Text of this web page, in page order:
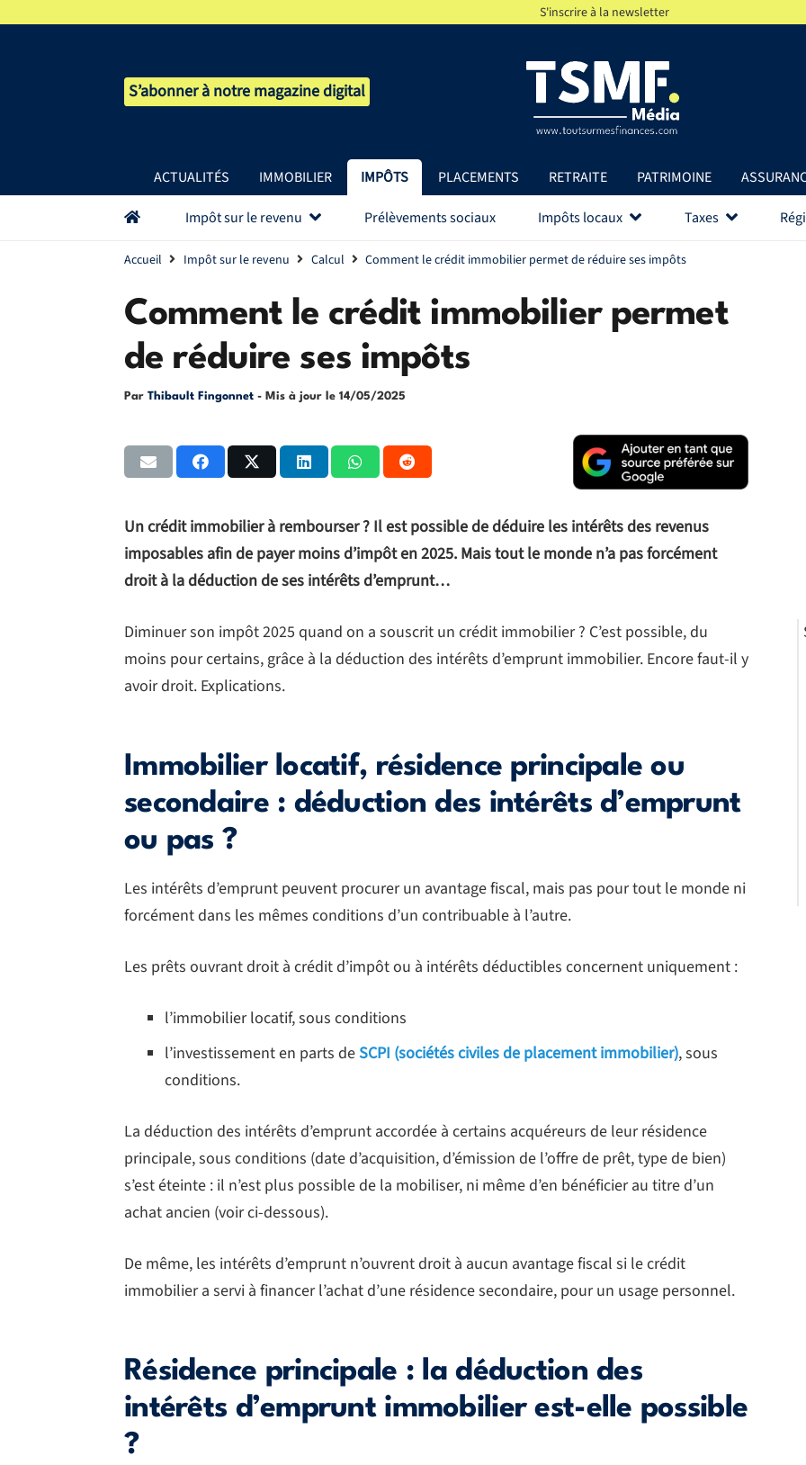
S'inscrire à la newsletter
S’abonner à notre magazine digital
ACTUALITÉS IMMOBILIER IMPÔTS PLACEMENTS RETRAITE PATRIMOINE
Impôt sur le revenu Prélèvements sociaux Impôts locaux Taxes
Accueil Impôt sur le revenu Calcul Comment le crédit immobilier permet de réduire ses impôts
Comment le crédit immobilier permet
de réduire ses impôts
Par Thibault Fingonnet - Mis à jour le 14/05/2025
Un crédit immobilier à rembourser ? Il est possible de déduire les intérêts des revenus
imposables afin de payer moins d’impôt en 2025. Mais tout le monde n’a pas forcément
droit à la déduction de ses intérêts d’emprunt…
Diminuer son impôt 2025 quand on a souscrit un crédit immobilier ? C’est possible, du
moins pour certains, grâce à la déduction des intérêts d’emprunt immobilier. Encore faut-il y
avoir droit. Explications.
Immobilier locatif, résidence principale ou
secondaire : déduction des intérêts d’emprunt
ou pas ?
Les intérêts d’emprunt peuvent procurer un avantage fiscal, mais pas pour tout le monde ni
forcément dans les mêmes conditions d’un contribuable à l’autre.
Les prêts ouvrant droit à crédit d’impôt ou à intérêts déductibles concernent uniquement :
l’immobilier locatif, sous conditions
l’investissement en parts de SCPI (sociétés civiles de placement immobilier), sous
conditions.
La déduction des intérêts d’emprunt accordée à certains acquéreurs de leur résidence
principale, sous conditions (date d’acquisition, d’émission de l’offre de prêt, type de bien)
s’est éteinte : il n’est plus possible de la mobiliser, ni même d’en bénéficier au titre d’un
achat ancien (voir ci-dessous).
De même, les intérêts d’emprunt n’ouvrent droit à aucun avantage fiscal si le crédit
immobilier a servi à financer l’achat d’une résidence secondaire, pour un usage personnel.
Résidence principale : la déduction des
intérêts d’emprunt immobilier est-elle possible
?